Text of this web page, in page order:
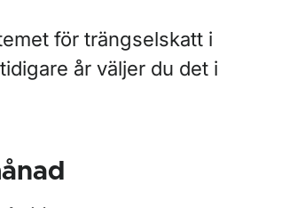
för trängselskatt i
år väljer du det i